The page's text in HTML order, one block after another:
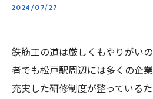
2024/07/27
鉄筋工の道は厳しくもやりがい
者でも松戸駅周辺には多くの企
充実した研修制度が整っている